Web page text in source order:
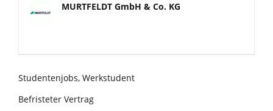
MURTFELDT GmbH & Co. KG
Studentenjobs, Werkstudent
Befristeter Vertrag